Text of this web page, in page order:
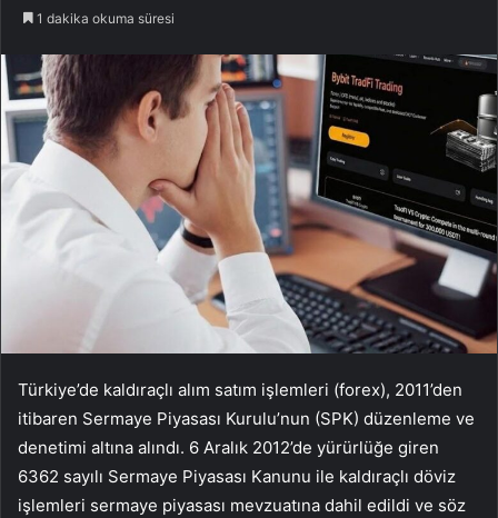
1 dakika okuma süresi
Türkiye’de kaldıraçlı alım satım işlemleri (forex), 2011’den
itibaren Sermaye Piyasası Kurulu’nun (SPK) düzenleme ve
denetimi altına alındı. 6 Aralık 2012’de yürürlüğe giren
6362 sayılı Sermaye Piyasası Kanunu ile kaldıraçlı döviz
işlemleri sermaye piyasası mevzuatına dahil edildi ve söz